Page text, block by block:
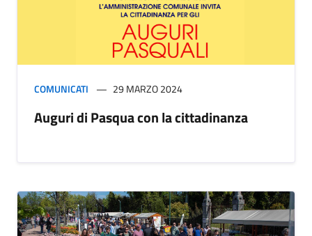
COMUNICATI 29 MARZO 2024
Auguri di Pasqua con la cittadinanza